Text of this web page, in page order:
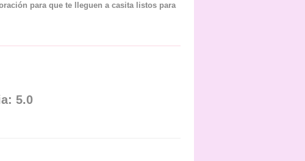
para que te lleguen a casita listos para
5.0